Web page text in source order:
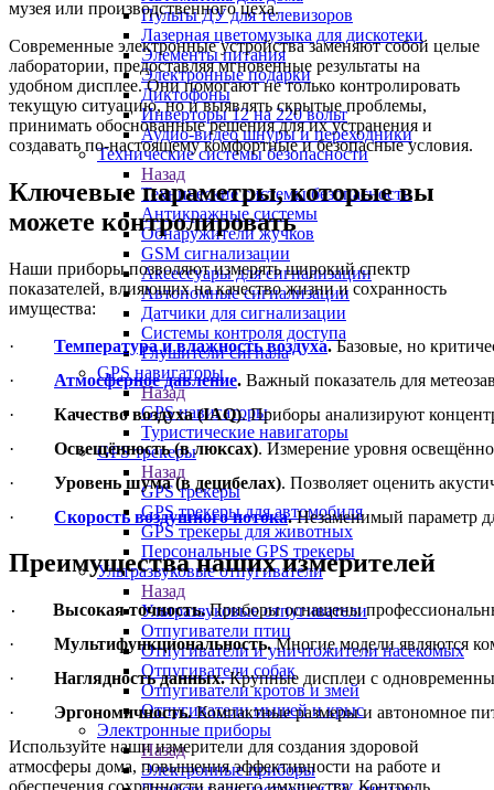
Пульты ДУ для телевизоров
Лазерная цветомузыка для дискотеки
Элементы питания
Электронные подарки
Диктофоны
Инверторы 12 на 220 вольт
Аудио-видео шнуры и переходники
Технические системы безопасности
Назад
Технические системы безопасности
Антикражные системы
Обнаружители жучков
GSM сигнализации
Аксессуары для сигнализации
Автономные сигнализации
Датчики для сигнализации
Системы контроля доступа
Глушители сигнала
GPS навигаторы
Назад
GPS навигаторы
Туристические навигаторы
GPS трекеры
Назад
GPS трекеры
GPS трекеры для автомобиля
GPS трекеры для животных
Персональные GPS трекеры
Ультразвуковые отпугиватели
Назад
Ультразвуковые отпугиватели
Отпугиватели птиц
Отпугиватели и уничтожители насекомых
Отпугиватели собак
Отпугиватели кротов и змей
Отпугиватели мышей и крыс
Электронные приборы
Назад
Электронные приборы
музея или производственного цеха.
Современные электронные устройства заменяют собой целые
лаборатории, предоставляя мгновенные результаты на
удобном дисплее. Они помогают не только контролировать
текущую ситуацию, но и выявлять скрытые проблемы,
принимать обоснованные решения для их устранения и
создавать по-настоящему комфортные и безопасные условия.
Ключевые параметры, которые вы
можете контролировать
Наши приборы позволяют измерять широкий спектр
показателей, влияющих на качество жизни и сохранность
имущества:
·
Температура и влажность воздуха. Базовые, но
· Атмосферное давление. Важный показатель для
·
Качество воздуха (IAQ). Приборы анализируют
· Освещённость (в люксах). Измерение уровня
· Уровень шума (в децибелах). Позволяет оценить
·
Скорость воздушного потока. Незаменимый параметр
Преимущества наших измерителей
· Высокая точность. Приборы оснащены
·
Мультифункциональность. Многие модели являются
· Наглядность данных. Крупные дисплеи с
· Эргономичность. Компактные размеры и автономное
Используйте наши измерители для создания здоровой
атмосферы дома, повышения эффективности на работе и